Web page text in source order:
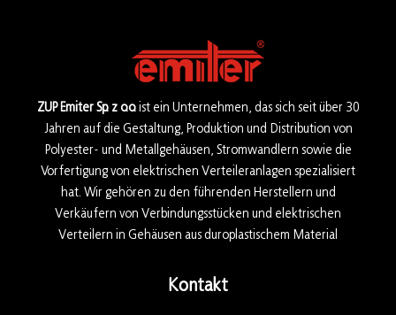
ZUP Emiter Sp. z o.o.ist ein Unternehmen, das sich seit über 30
Jahren auf die Gestaltung, Produktion und Distribution von
Polyester- und Metallgehäusen, Stromwandlern sowie die
Vorfertigung von elektrischen Verteileranlagen spezialisiert
hat. Wir gehören zu den führenden Herstellern und
Verkäufern von Verbindungsstücken und elektrischen
Verteilern in Gehäusen aus duroplastischem Material
Kontakt